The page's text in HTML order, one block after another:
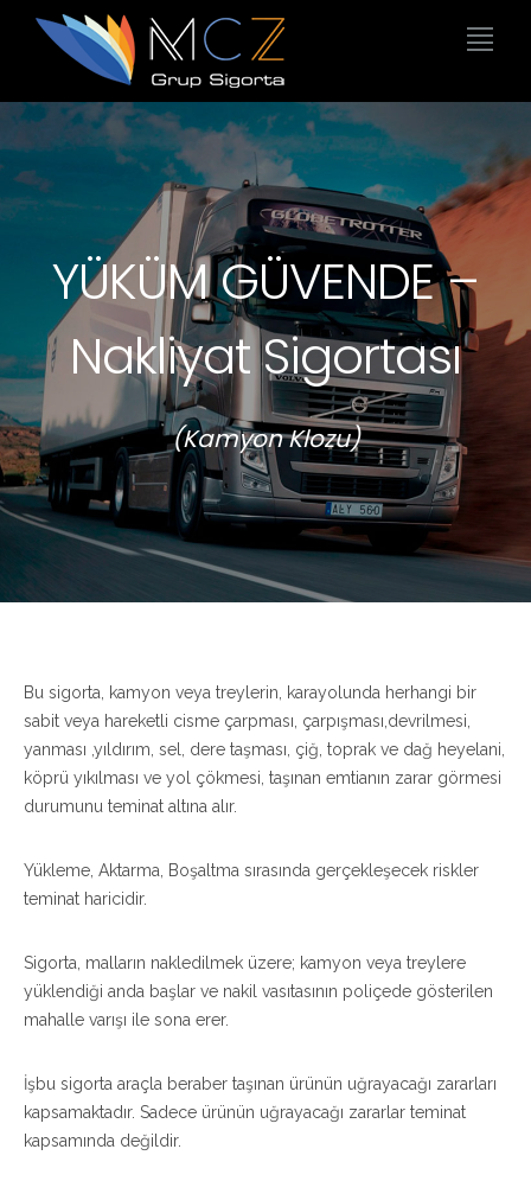
YÜKÜM GÜVENDE –
Nakliyat Sigortası
(Kamyon Klozu)
Bu sigorta, kamyon veya treylerin, karayolunda herhangi bir
sabit veya hareketli cisme çarpması, çarpışması,devrilmesi,
yanması ,yıldırım, sel, dere taşması, çiğ, toprak ve dağ heyelani,
köprü yıkılması ve yol çökmesi, taşınan emtianın zarar görmesi
durumunu teminat altına alır.
Yükleme, Aktarma, Boşaltma sırasında gerçekleşecek riskler
teminat haricidir.
Sigorta, malların nakledilmek üzere; kamyon veya treylere
yüklendiği anda başlar ve nakil vasıtasının poliçede gösterilen
mahalle varışı ile sona erer.
İşbu sigorta araçla beraber taşınan ürünün uğrayacağı zararları
kapsamaktadır. Sadece ürünün uğrayacağı zararlar teminat
kapsamında değildir.